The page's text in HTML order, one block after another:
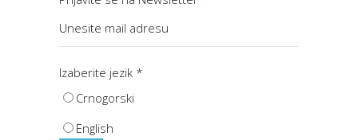
Izaberite jezik *
Crnogorski
English